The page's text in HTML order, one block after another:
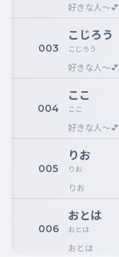
好きな人〜💕
003
こじろう
こじろう
好きな人〜💕
004
ここ
ここ
好きな人〜💕
005
りお
りお
りお
006
おとは
おとは
おとは